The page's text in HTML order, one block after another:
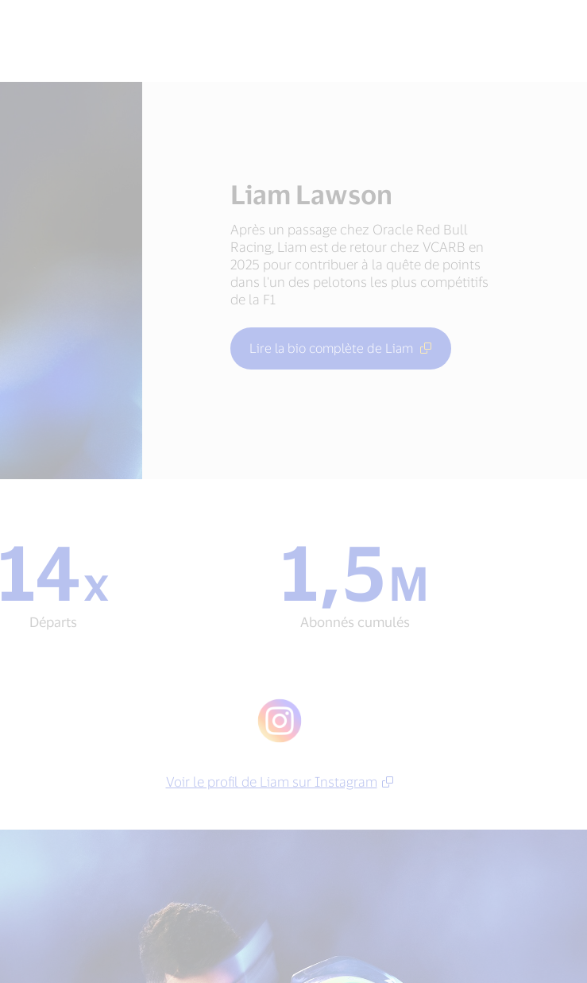
Liam Lawson
Après un passage chez Oracle Red Bull
Racing, Liam est de retour chez VCARB en
2025 pour contribuer à la quête de points
dans l'un des pelotons les plus compétitifs
de la F1
Lire la bio complète de Liam
14
x
Départs
14x
Départs
1,5
M
Abonnés
cumulés
1,5M
Abonnés cumulés
Voir le profil de Liam sur Instagram